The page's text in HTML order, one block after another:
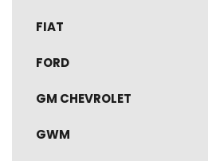
FIAT
FORD
GM CHEVROLET
GWM